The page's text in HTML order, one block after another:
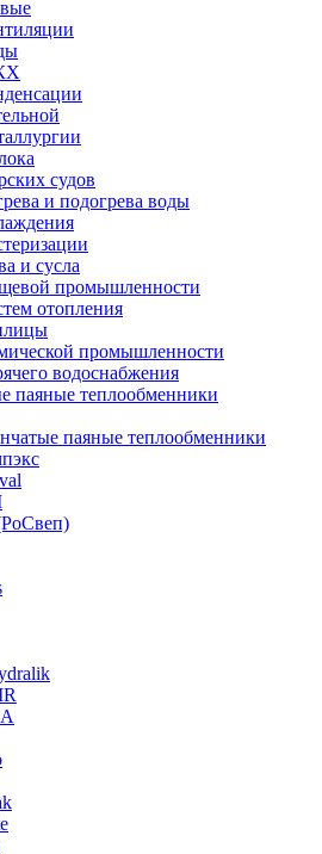
судов
и подогрева воды
и сусла
промышленности
отопления
промышленности
водоснабжения
паяные теплообменники
паяные теплообменники